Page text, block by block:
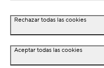
Descripción
Dimensiones
Rechazar todas las cookies
Aceptar todas las cookies